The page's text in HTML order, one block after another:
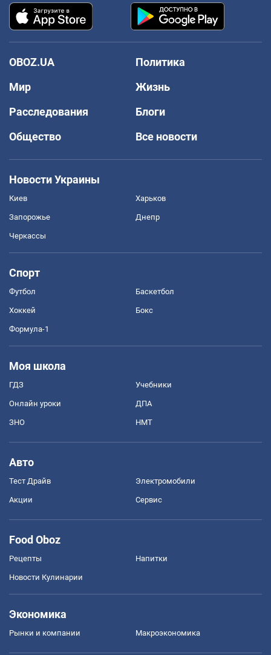
OBOZ.UA
Политика
Мир
Жизнь
Расследования
Блоги
Общество
Все новости
Новости Украины
Киев Харьков
Запорожье Днепр
Черкассы
Спорт
Футбол Баскетбол
Хоккей Бокс
Формула-1
Моя школа
ГДЗ Учебники
Онлайн уроки ДПА
ЗНО НМТ
Авто
Тест Драйв Электромобили
Акции Сервис
Food Oboz
Рецепты Напитки
Новости Кулинарии
Экономика
Рынки и компании Mакроэкономика